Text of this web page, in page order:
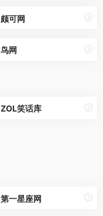
颇可网
鸟网
ZOL笑话库
第一星座网